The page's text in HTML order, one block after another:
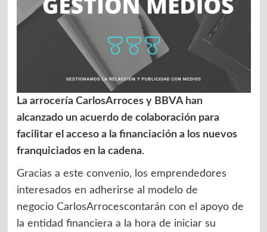
La arrocería CarlosArroces y BBVA han
alcanzado un acuerdo de colaboración para
facilitar el acceso a la financiación a los nuevos
franquiciados en la cadena.
Gracias a este convenio, los emprendedores
interesados en adherirse al modelo de
negocio CarlosArrocescontarán con el apoyo de
la entidad financiera a la hora de iniciar su